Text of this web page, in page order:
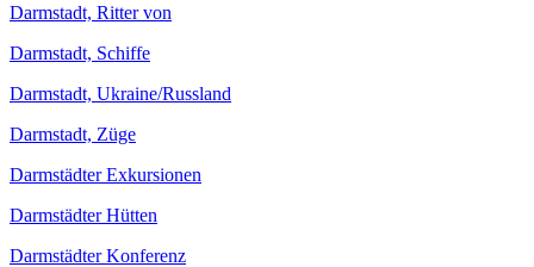
Darmstadt, Ritter von
Darmstadt, Schiffe
Darmstadt, Ukraine/Russland
Darmstadt, Züge
Darmstädter Exkursionen
Darmstädter Hütten
Darmstädter Konferenz